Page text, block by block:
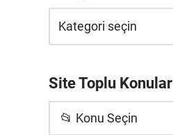
Site Toplu Konular
📂 Konu Seçin